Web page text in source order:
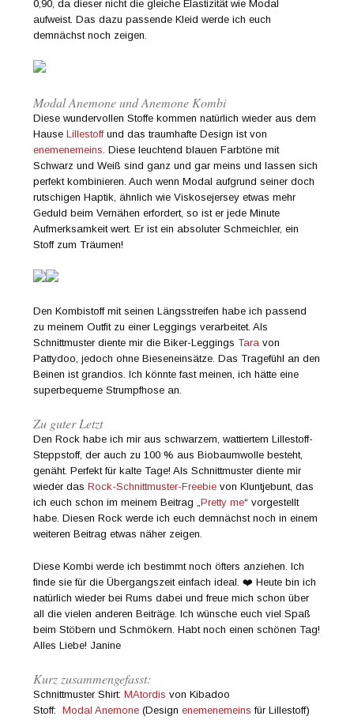
0,90, da dieser nicht die gleiche Elastizität wie Modal
aufweist. Das dazu passende Kleid werde ich euch
demnächst noch zeigen.
Modal Anemone und Anemone Kombi
Diese wundervollen Stoffe kommen natürlich wieder aus dem
HauseLillestoffund das traumhafte Design ist von
enemenemeins . Diese leuchtend blauen Farbtöne mit
Schwarz und Weiß sind ganz und gar meins und lassen sich
perfekt kombinieren. Auch wenn Modal aufgrund seiner doch
rutschigen Haptik, ähnlich wie Viskosejersey etwas mehr
Geduld beim Vernähen erfordert, so ist er jede Minute
Aufmerksamkeit wert. Er ist ein absoluter Schmeichler, ein
Stoff zum Träumen!
Den Kombistoff mit seinen Längsstreifen habe ich passend
zu meinem Outfit zu einer Leggings verarbeitet. Als
Schnittmuster diente mir die Biker-LeggingsTara von
Pattydoo, jedoch ohne Bieseneinsätze. Das Tragefühl an den
Beinen ist grandios. Ich könnte fast meinen, ich hätte eine
superbequeme Strumpfhose an.
Zu guter Letzt
Den Rock habe ich mir aus schwarzem, wattiertem Lillestoff-
Steppstoff, der auch zu 100 % aus Biobaumwolle besteht,
genäht. Perfekt für kalte Tage! Als Schnittmuster diente mir
wieder dasRock-Schnittmuster-Freebie von Kluntjebunt, das
ich euch schon im meinem Beitrag „Pretty me“ vorgestellt
habe. Diesen Rock werde ich euch demnächst noch in einem
weiteren Beitrag etwas näher zeigen.
Diese Kombi werde ich bestimmt noch öfters anziehen. Ich
finde sie für die Übergangszeit einfach ideal. ❤️ Heute bin ich
natürlich wieder bei Rums dabei und freue mich schon über
all die vielen anderen Beiträge. Ich wünsche euch viel Spaß
beim Stöbern und Schmökern. Habt noch einen schönen Tag!
Alles Liebe! Janine
Kurz zusammengefasst:
Schnittmuster Shirt:MAtordis von Kibadoo
Stoff:Modal Anemone (Designenemenemeins für Lillestoff)